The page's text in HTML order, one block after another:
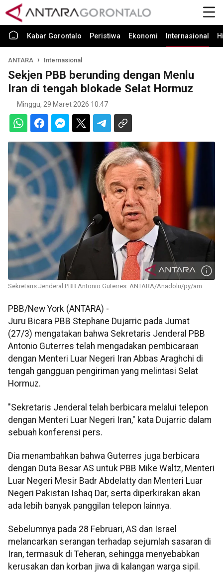
Kabar Gorontalo Peristiwa Ekonomi Internasional
ANTARA Internasional
Sekjen PBB berunding dengan Menlu
Iran di tengah blokade Selat Hormuz
Minggu, 29 Maret 2026 10:47
Sekretaris Jenderal PBB Antonio Guterres. ANTARA/Anadolu/py/am.
PBB/New York (ANTARA) -
Juru Bicara PBB Stephane Dujarric pada Jumat
(27/3) mengatakan bahwa Sekretaris Jenderal PBB
Antonio Guterres telah mengadakan pembicaraan
dengan Menteri Luar Negeri Iran Abbas Araghchi di
tengah gangguan pengiriman yang melintasi Selat
Hormuz.
"Sekretaris Jenderal telah berbicara melalui telepon
dengan Menteri Luar Negeri Iran," kata Dujarric dalam
sebuah konferensi pers.
Dia menambahkan bahwa Guterres juga berbicara
dengan Duta Besar AS untuk PBB Mike Waltz, Menteri
Luar Negeri Mesir Badr Abdelatty dan Menteri Luar
Negeri Pakistan Ishaq Dar, serta diperkirakan akan
ada lebih banyak panggilan telepon lainnya.
Sebelumnya pada 28 Februari, AS dan Israel
melancarkan serangan terhadap sejumlah sasaran di
Iran, termasuk di Teheran, sehingga menyebabkan
kerusakan dan korban jiwa di kalangan warga sipil.